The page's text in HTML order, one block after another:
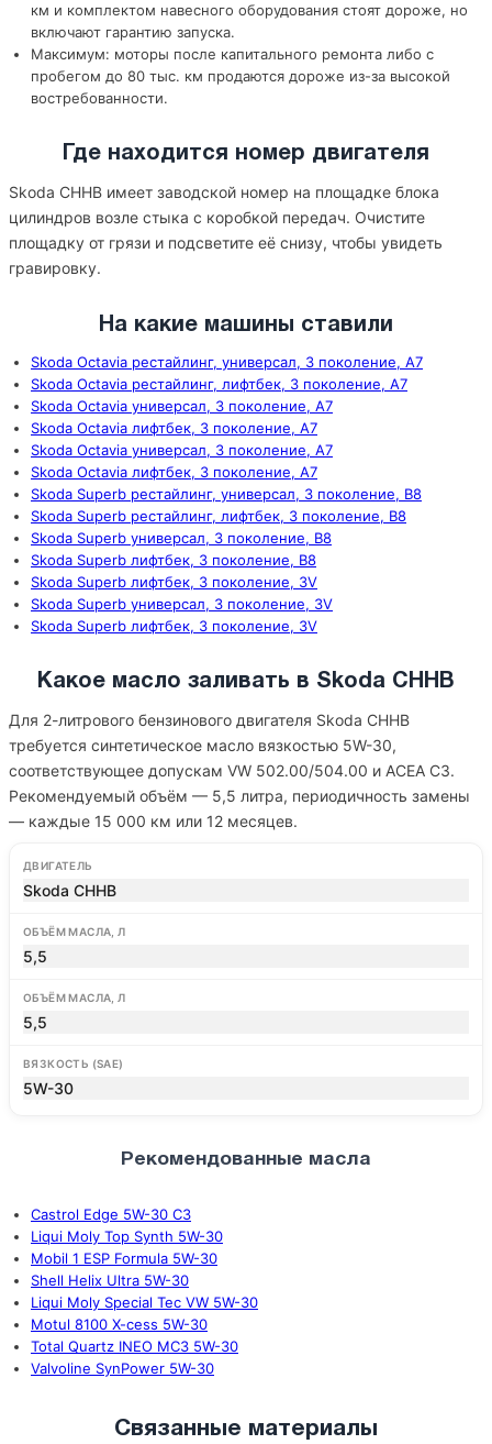
км и комплектом навесного оборудования стоят дороже, но
включают гарантию запуска.
Максимум: моторы после капитального ремонта либо с
пробегом до 80 тыс. км продаются дороже из-за высокой
востребованности.
Где находится номер двигателя
Skoda CHHB имеет заводской номер на площадке блока
цилиндров возле стыка с коробкой передач. Очистите
площадку от грязи и подсветите её снизу, чтобы увидеть
гравировку.
На какие машины ставили
Skoda Octavia рестайлинг, универсал, 3 поколение, A7
Skoda Octavia рестайлинг, лифтбек, 3 поколение, A7
Skoda Octavia универсал, 3 поколение, A7
Skoda Octavia лифтбек, 3 поколение, A7
Skoda Octavia универсал, 3 поколение, A7
Skoda Octavia лифтбек, 3 поколение, A7
Skoda Superb рестайлинг, универсал, 3 поколение, B8
Skoda Superb рестайлинг, лифтбек, 3 поколение, B8
Skoda Superb универсал, 3 поколение, B8
Skoda Superb лифтбек, 3 поколение, B8
Skoda Superb лифтбек, 3 поколение, 3V
Skoda Superb универсал, 3 поколение, 3V
Skoda Superb лифтбек, 3 поколение, 3V
Какое масло заливать в Skoda CHHB
Для 2-литрового бензинового двигателя Skoda CHHB
требуется синтетическое масло вязкостью 5W-30,
соответствующее допускам VW 502.00/504.00 и ACEA C3.
Рекомендуемый объём — 5,5 литра, периодичность замены
— каждые 15 000 км или 12 месяцев.
ДВИГАТЕЛЬ
Skoda CHHB
ОБЪЁМ МАСЛА, Л
5,5
ОБЪЁМ МАСЛА, Л
5,5
ВЯЗКОСТЬ (SAE)
5W-30
Рекомендованные масла
Castrol Edge 5W-30 C3
Liqui Moly Top Synth 5W-30
Mobil 1 ESP Formula 5W-30
Shell Helix Ultra 5W-30
Liqui Moly Special Tec VW 5W-30
Motul 8100 X-cess 5W-30
Total Quartz INEO MC3 5W-30
Valvoline SynPower 5W-30
Связанные материалы